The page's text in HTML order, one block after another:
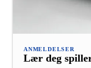
ANMELDELSER
Lær deg